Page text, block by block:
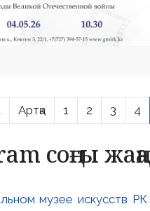
Артқа 1 2 3 4
соңғы